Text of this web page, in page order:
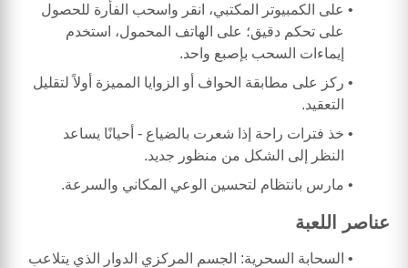
على الكمبيوتر المكتبي، انقر واسحب الفأرة للحصول
على تحكم دقيق؛ على الهاتف المحمول، استخدم
إيماءات السحب بإصبع واحد.
ركز على مطابقة الحواف أو الزوايا المميزة أولاً لتقليل
التعقيد.
خذ فترات راحة إذا شعرت بالضياع - أحيانًا يساعد
النظر إلى الشكل من منظور جديد.
مارس بانتظام لتحسين الوعي المكاني والسرعة.
عناصر اللعبة
السحابة السحرية: الجسم المركزي الدوار الذي يتلاعب